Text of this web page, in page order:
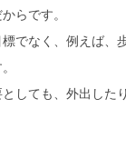
らです。
標でなく、例えば、
しても、外出した